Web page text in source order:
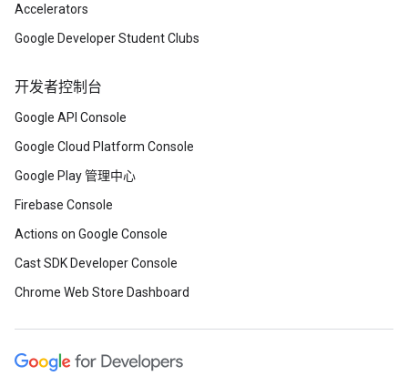
Accelerators
Google Developer Student Clubs
开发者控制台
Google API Console
Google Cloud Platform Console
Google Play 管理中心
Firebase Console
Actions on Google Console
Cast SDK Developer Console
Chrome Web Store Dashboard